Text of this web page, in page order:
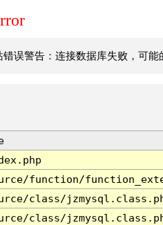
错误警告：连接数据库失败，可
function/
class/
class/